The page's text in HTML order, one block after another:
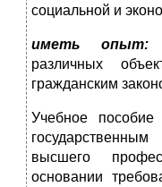
социальной и
иметь опыт:
различных
гражданским
Учебное пособие
высшего
основании